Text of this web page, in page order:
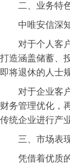
二、业务特
中唯安信深
对于个人客
打造涵盖储蓄、
即将退休的人士
对于企业客
财务管理优化，
传统企业进行产
三、市场表
凭借着优质